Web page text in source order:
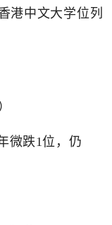
港中文大学位列
微跌1位，仍